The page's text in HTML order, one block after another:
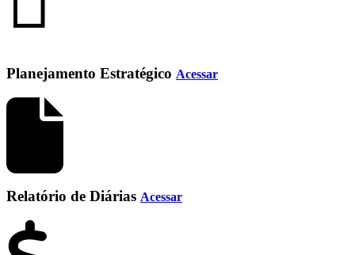
Planejamento Estratégico Acessar
Relatório de Diárias Acessar